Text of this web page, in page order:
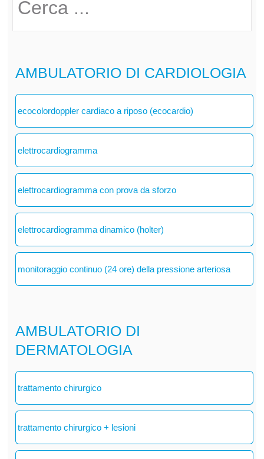
AMBULATORIO DI CARDIOLOGIA
ecocolordoppler cardiaco a riposo (ecocardio)
elettrocardiogramma
elettrocardiogramma con prova da sforzo
elettrocardiogramma dinamico (holter)
monitoraggio continuo (24 ore) della pressione arteriosa
AMBULATORIO DI
DERMATOLOGIA
trattamento chirurgico
trattamento chirurgico + lesioni